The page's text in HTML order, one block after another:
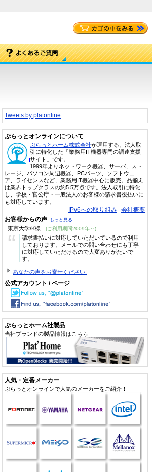
Tweets by platonline
ぷらっとオンラインについて
ぷらっとホーム株式会社が運用する、法人取
引に特化した「業務用IT機器専門の調達支援
サイト」です。
1999年よりネットワーク機器、サーバ、スト
レージ、パソコン周辺機器、PCパーツ、ソフトウェ
ア、ライセンスなど、業務用IT機器中心に販売。品揃え
は業界トップクラスの約5.5万点です。法人取引に特化
し、学校・官公庁・一般法人のお客様の請求書後払いに
も対応しています。
IPv6への取り組み 会社概要
お客様からの声 もっと見る
東京大学/K様 (ご利用期間2009年～)
“
請求書払いに対応していただいているので利用
しております。メールでの問い合わせにも丁寧
に対応していただけるので大変ありがたいで
す。
あなたの声をお寄せください!
公式アカウント / ページ
ぷらっとホーム社製品
当社ブランドの製品情報はこちら
人気・定番メーカー
ぷらっとオンラインで人気のメーカーをご紹介！